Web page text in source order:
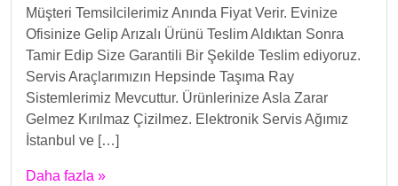
Müşteri Temsilcilerimiz Anında Fiyat Verir. Evinize
Ofisinize Gelip Arızalı Ürünü Teslim Aldıktan Sonra
Tamir Edip Size Garantili Bir Şekilde Teslim ediyoruz.
Servis Araçlarımızın Hepsinde Taşıma Ray
Sistemlerimiz Mevcuttur. Ürünlerinize Asla Zarar
Gelmez Kırılmaz Çizilmez. Elektronik Servis Ağımız
İstanbul ve […]
Daha fazla »